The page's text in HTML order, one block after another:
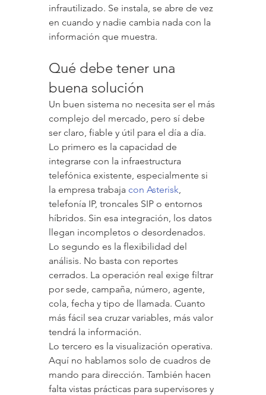
infrautilizado. Se instala, se abre de vez
en cuando y nadie cambia nada con la
información que muestra.
Qué debe tener una
buena solución
Un buen sistema no necesita ser el más
complejo del mercado, pero sí debe
ser claro, fiable y útil para el día a día.
Lo primero es la capacidad de
integrarse con la infraestructura
telefónica existente, especialmente si
la empresa trabaja con Asterisk,
telefonía IP, troncales SIP o entornos
híbridos. Sin esa integración, los datos
llegan incompletos o desordenados.
Lo segundo es la flexibilidad del
análisis. No basta con reportes
cerrados. La operación real exige filtrar
por sede, campaña, número, agente,
cola, fecha y tipo de llamada. Cuanto
más fácil sea cruzar variables, más valor
tendrá la información.
Lo tercero es la visualización operativa.
Aquí no hablamos solo de cuadros de
mando para dirección. También hacen
falta vistas prácticas para supervisores y